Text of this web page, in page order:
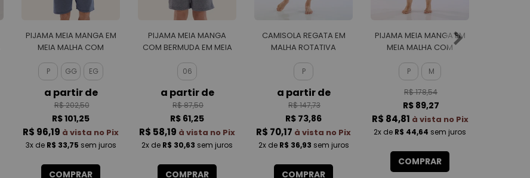
PIJAMA MEIA MANGA EM
MEIA MALHA COM
MALBEC MASCULINO
P GG EG
a partir de
R$ 202,50
R$ 101,25
R$ 96,19 à vista no Pix
3xde R$ 33,75 sem juros
COMPRAR
PIJAMA MEIA MANGA
COM BERMUDA EM MEIA
06
a partir de
R$ 87,50
R$ 61,25
R$ 58,19 à vista no Pix
2x de R$ 30,63 sem juros
COMPRAR
CAMISOLA REGATA EM
MALHA ROTATIVA
P
a partir de
R$ 147,73
R$ 73,86
R$ 70,17 à vista no Pix
2xde R$ 36,93 sem juros
COMPRAR
PIJAMA MEIA MANGA EM
MEIA MALHA COM
ROTATIVA FEMININO
P M
R$ 178,54
R$ 89,27
R$ 84,81 à vista no Pix
2x de R$ 44,64 sem juros
COMPRAR